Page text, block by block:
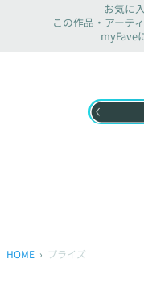
お気に
この作品・アーテ
myFave
HOME プライズ